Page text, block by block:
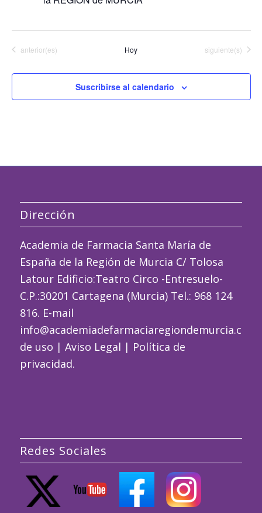
Eventos
anterior(es) Hoy Eventos
siguiente(s)
Suscribirse al calendario
Dirección
Academia de Farmacia Santa María de
España de la Región de Murcia C/ Tolosa
Latour Edificio:Teatro Circo -Entresuelo-
C.P.:30201 Cartagena (Murcia) Tel.: 968 124
816. E-mail
de uso | Aviso Legal | Política de
privacidad.
Redes Sociales